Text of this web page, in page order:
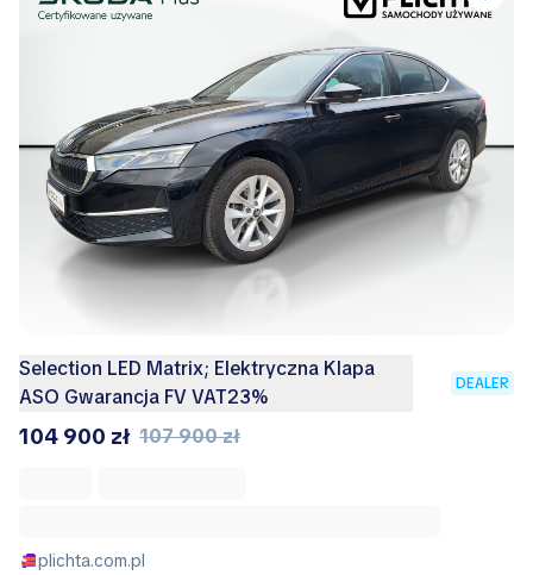
Selection LED Matrix; Elektryczna Klapa
ASO Gwarancja FV VAT23%
DEALER
104 900 zł 107 900 zł
plichta.com.pl